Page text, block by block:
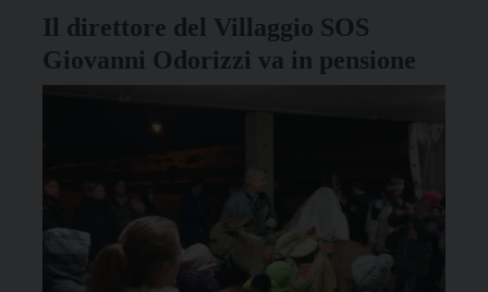
Il direttore del Villaggio SOS
Giovanni Odorizzi va in pensione